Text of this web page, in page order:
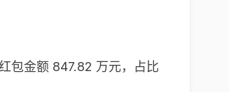
包金额 847.82 万元，占比